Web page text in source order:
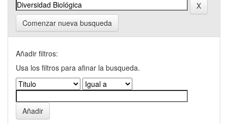
Comenzar nueva busqueda
Añadir filtros:
Usa los filtros para afinar la busqueda.